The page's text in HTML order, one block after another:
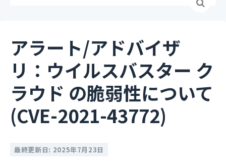
アラート/アドバイザ
リ：ウイルスバスター ク
ラウド の脆弱性について
(CVE-2021-43772)
最終更新日: 2025年7月23日